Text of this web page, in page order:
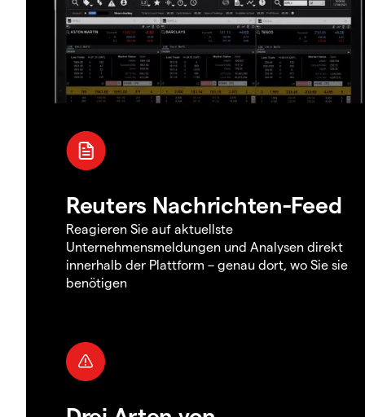
Reuters Nachrichten-Feed
Reagieren Sie auf aktuellste
Unternehmensmeldungen und Analysen direkt
innerhalb der Plattform – genau dort, wo Sie sie
benötigen